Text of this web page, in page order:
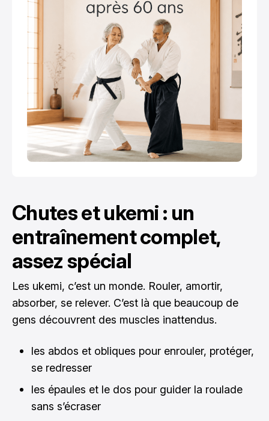
Chutes et ukemi : un
entraînement complet,
assez spécial
Les ukemi, c’est un monde. Rouler, amortir,
absorber, se relever. C’est là que beaucoup de
gens découvrent des muscles inattendus.
les abdos et obliques pour enrouler, protéger,
se redresser
les épaules et le dos pour guider la roulade
sans s’écraser